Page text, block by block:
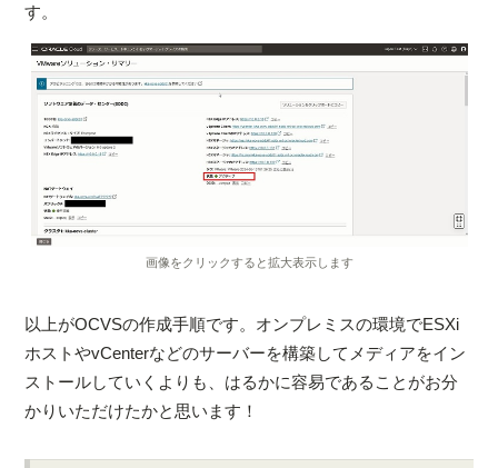
す。
画像をクリックすると拡大表示します
以上がOCVSの作成手順です。オンプレミスの環境でESXi
ホストやvCenterなどのサーバーを構築してメディアをイン
ストールしていくよりも、はるかに容易であることがお分
かりいただけたかと思います！